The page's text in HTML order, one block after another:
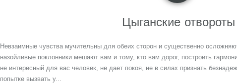
Цыганские отвороты
Невзаимные чувства мучительны для обеих сторон и существенно
назойливые поклонники мешают вам и тому, кто вам дорог, построить
не интересный для вас человек, не дает покоя, не в силах признать
попытке вызвать у...